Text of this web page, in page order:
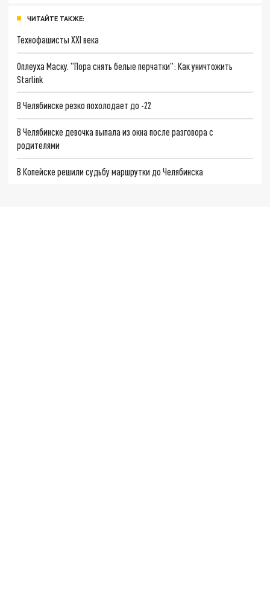
ЧИТАЙТЕ ТАКЖЕ:
Технофашисты XXI века
Оплеуха Маску. "Пора снять белые перчатки": Как уничтожить
Starlink
В Челябинске резко похолодает до -22
В Челябинске девочка выпала из окна после разговора с
родителями
В Копейске решили судьбу маршрутки до Челябинска